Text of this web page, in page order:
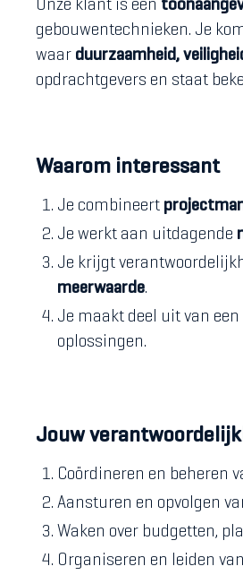
Onze klant is een
gebouwentechnieken. Je
waar duurzaamheid,
opdrachtgevers en staat
Waarom interessant
Je combineert
Je werkt aan uitdagende
Je krijgt
meerwaarde.
Je maakt deel uit van een
oplossingen.
Jouw
Coördineren en beheren
Aansturen en opvolgen
Waken over budgetten,
Organiseren en leiden